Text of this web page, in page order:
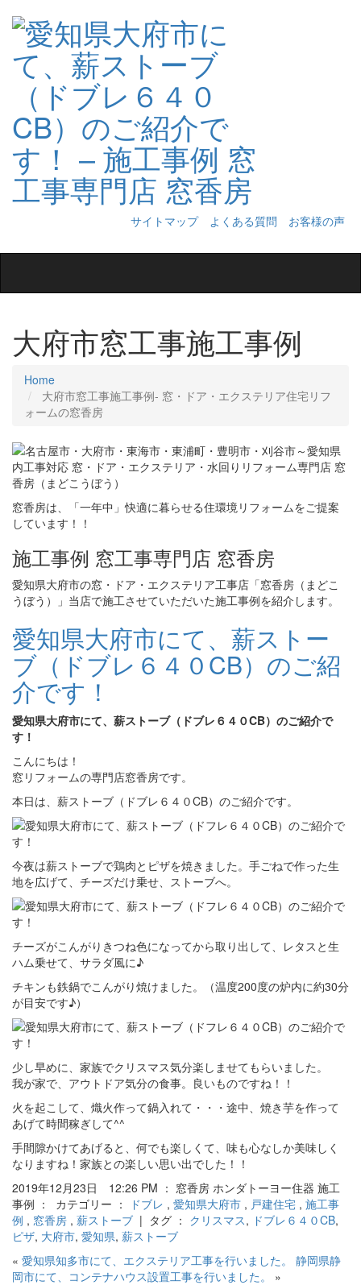
サイトマップ よくある質問
お客様の声
navigation
大府市窓工事施工事例
Home
大府市窓工事施工事例‐ 窓・ドア・エクステリア住宅リフ
ォームの窓香房
窓香房は、「一年中」快適に暮らせる住環境リフォームをご提案
しています！！
施工事例 窓工事専門店 窓香房
愛知県大府市の窓・ドア・エクステリア工事店「窓香房（まどこ
うぼう）」当店で施工させていただいた施工事例を紹介します。
愛知県大府市にて、薪ストー
ブ（ドブレ６４０CB）のご紹
介です！
愛知県大府市にて、薪ストーブ（ドブレ６４０CB）のご紹介で
す！
こんにちは！
窓リフォームの専門店窓香房です。
本日は、薪ストーブ（ドブレ６４０CB）のご紹介です。
今夜は薪ストーブで鶏肉とピザを焼きました。手ごねで作った生
地を広げて、チーズだけ乗せ、ストーブへ。
チーズがこんがりきつね色になってから取り出して、レタスと生
ハム乗せて、サラダ風に♪
チキンも鉄鍋でこんがり焼けました。（温度200度の炉内に約30分
が目安です♪）
少し早めに、家族でクリスマス気分楽しませてもらいました。
我が家で、アウトドア気分の食事。良いものですね！！
火を起こして、熾火作って鍋入れて・・・途中、焼き芋を作って
あげて時間稼ぎして^^
手間隙かけてあげると、何でも楽しくて、味も心なしか美味しく
なりますね！家族との楽しい思い出でした！！
2019年12月23日 12:26 PM ： 窓香房 ホンダトーヨー住器 施工
事例 ： カテゴリー ：
ドブレ , 愛知県大府市 , 戸建住宅 , 施工事
例 , 窓香房 , 薪ストーブ | タグ ： クリスマス, ドブレ６４０CB,
ピザ, 大府市, 愛知県, 薪ストーブ
« 愛知県知多市にて、エクステリア工事を行いました。
静岡県静
岡市にて、コンテナハウス設置工事を行いました。
»